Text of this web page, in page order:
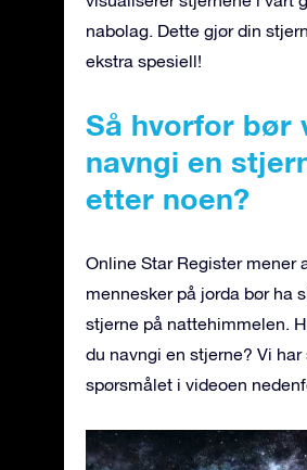
nabolag. Dette gjør din
ekstra spesiell!
Så hvorfor bør
navngi en
etter noen?
Online Star Register mener
mennesker på jorda bør ha
stjerne på nattehimmelen.
du navngi en stjerne? Vi har
spørsmålet i videoen